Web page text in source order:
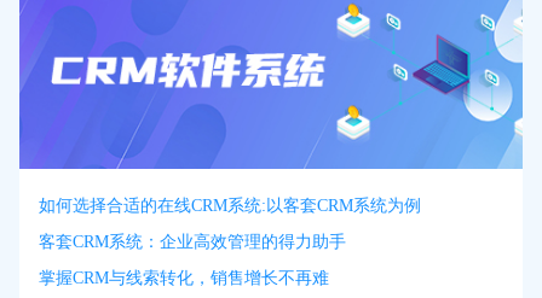
如何选择合适的在线CRM系统:以客套CRM系统为例
客套CRM系统：企业高效管理的得力助手
掌握CRM与线索转化，销售增长不再难